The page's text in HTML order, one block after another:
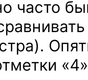
часто